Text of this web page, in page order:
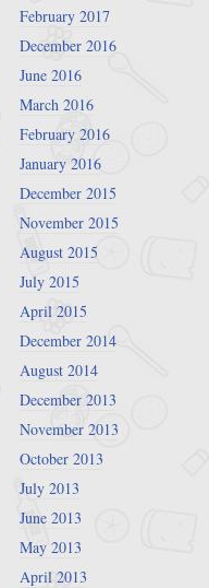
February 2017
December 2016
June 2016
March 2016
February 2016
January 2016
December 2015
November 2015
August 2015
July 2015
April 2015
December 2014
August 2014
December 2013
November 2013
October 2013
July 2013
June 2013
May 2013
April 2013